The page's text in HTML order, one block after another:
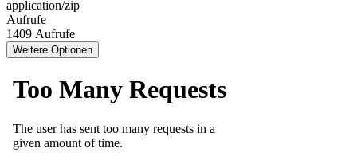
application/zip
Aufrufe
1409 Aufrufe
Weitere Optionen